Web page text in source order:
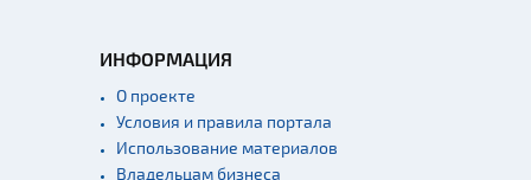
ИНФОРМАЦИЯ
О проекте
Условия и правила портала
Использование материалов
Владельцам бизнеса